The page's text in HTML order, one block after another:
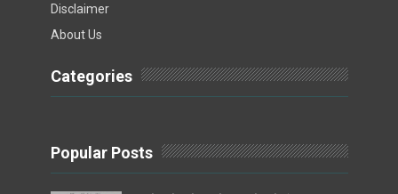
Disclaimer
About Us
Categories
Popular Posts